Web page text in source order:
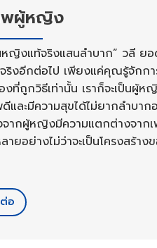
พผู้หญิง
หญิงแท้จริงแสนลำบาก” วลี ย
จริงอีกต่อไป เพียงแค่คุณรู้จักก
งที่ถูกวิธีเท่านั้น เราก็จะเป็นผู้ห
และมีความสุขได้ไม่ยากลำบากอ
จากผู้หญิงมีความแตกต่างจาก
ายอย่างไม่ว่าจะเป็นโครงสร้าง
อ